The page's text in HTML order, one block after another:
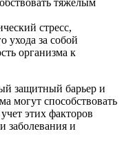
стресс,
ухода за собой
организма к
защитный барьер и
могут способствовать
этих факторов
заболевания и